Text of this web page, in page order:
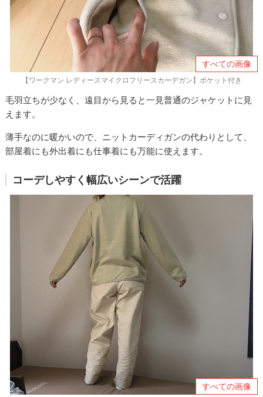
すべての画像
【ワークマン レディースマイクロフリースカーデガン】ポケット付き
毛羽立ちが少なく、遠目から見ると一見普通のジャケットに見
えます。
薄手なのに暖かいので、ニットカーディガンの代わりとして、
部屋着にも外出着にも仕事着にも万能に使えます。
コーデしやすく幅広いシーンで活躍
すべての画像